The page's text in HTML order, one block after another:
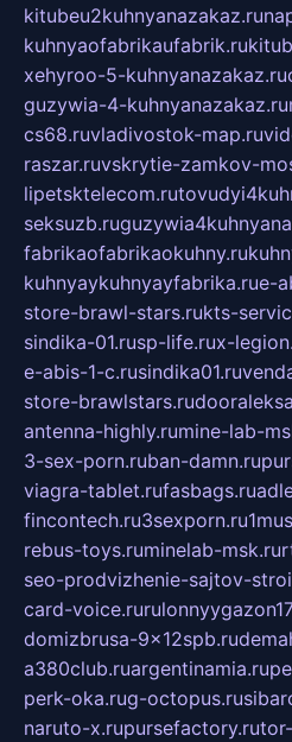
kitubeu2kuhnyanazakaz.ru
kuhnyaofabrikaufabrik.ru
xehyroo-5-kuhnyanazakaz.ru
guzywia-4-kuhnyanazakaz.ru
cs68.ruvladivostok-map.ru
raszar.ruvskrytie-zamkov-
lipetsktelecom.ru
seksuzb.ru
fabrikaofabrikaokuhny.ru
kuhnyaykuhnyayfabrika.rue-
store-brawl-stars.rukts-
sindika-01.rusp-life.rux-
e-abis-1-c.rusindika01.ru
store-brawlstars.ru
antenna-highly.rumine-lab-
3-sex-porn.ruban-damn.ru
viagra-tablet.rufasbags.ru
fincontech.ru3sexporn.ru
rebus-toys.ruminelab-msk.ru
seo-prodvizhenie-sajtov-
card-voice.ru
domizbrusa-9x12spb.ru
a380club.ruargentinamia.ru
perk-oka.rug-octopus.ru
naruto-x.rupursefactory.ru